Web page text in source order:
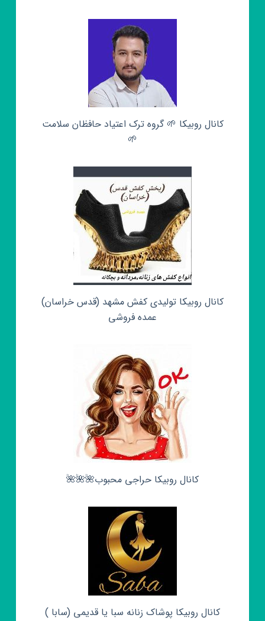
کانال روبیکا 🌱 گروه ترک اعتیاد حافظان سلامت
🌱
کانال روبیکا تولیدی کفش مشهد (قدس خراسان)
عمده فروشی
کانال روبیکا حراجی محبوب🌺🌺🌺
کانال روبیکا پوشاک زنانه سبا یا قدیمی (سابا )